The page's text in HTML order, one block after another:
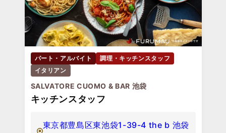
パート・アルバイト
調理・キッチンスタッフ
イタリアン
SALVATORE CUOMO & BAR 池袋
キッチンスタッフ
東京都豊島区東池袋1-39-4 the b 池袋